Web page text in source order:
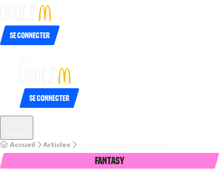
Se connecter
Se connecter
Accueil Articles
Fantasy